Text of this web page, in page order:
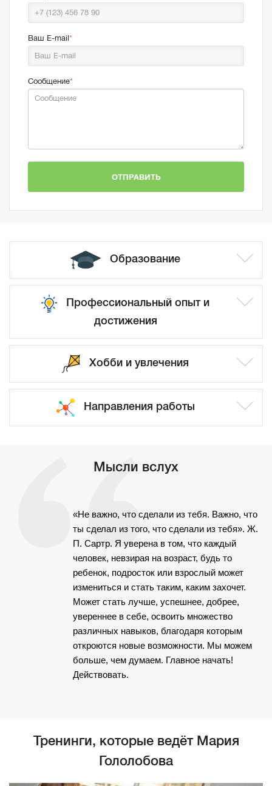
Ваш E-mail
Сообщение
ОТПРАВИТЬ
Образование
Профессиональный опыт и
достижения
Хобби и увлечения
Направления работы
Мысли вслух
«Не важно, что сделали из тебя. Важно, что
ты сделал из того, что сделали из тебя». Ж.
П. Сартр. Я уверена в том, что каждый
человек, невзирая на возраст, будь то
ребенок, подросток или взрослый может
измениться и стать таким, каким захочет.
Может стать лучше, успешнее, добрее,
увереннее в себе, освоить множество
различных навыков, благодаря которым
откроются новые возможности. Мы можем
больше, чем думаем. Главное начать!
Действовать.
Тренинги, которые ведёт Мария
Гололобова